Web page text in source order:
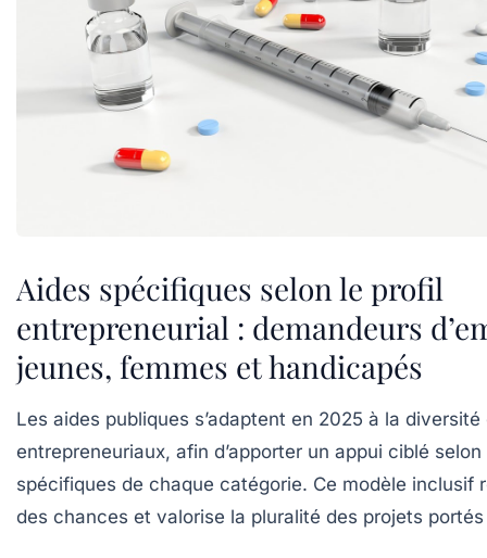
Aides spécifiques selon le profil
entrepreneurial : demandeurs
jeunes, femmes et handicapés
Les aides publiques s’adaptent en 2025 à la
entrepreneuriaux, afin d’apporter un appui ciblé
spécifiques de chaque catégorie. Ce modèle inclusif
des chances et valorise la pluralité des projets